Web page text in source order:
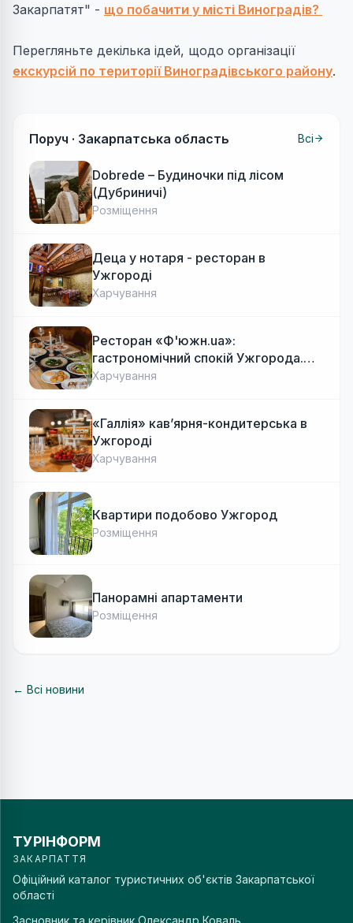
Закарпатят" - що побачити у місті Виноградів?
Перегляньте декілька ідей, щодо організації
екскурсій по території Виноградівського району.
Поруч · Закарпатська область Всі
Dobrede – Будиночки під лісом
(Дубриничі)
Розміщення
Деца у нотаря - ресторан в
Ужгороді
Харчування
Ресторан «Ф'южн.ua»:
гастрономічний спокій Ужгорода.
Авторська локальна кухня, затишок
Харчування
«Галлія» кав’ярня-кондитерська в
Ужгороді
Харчування
Квартири подобово Ужгород
Розміщення
Панорамні апартаменти
Розміщення
← Всі новини
ТУРІНФОРМ
ЗАКАРПАТТЯ
Офіційний каталог туристичних об'єктів Закарпатської
області
Засновник та керівник Олександр Коваль